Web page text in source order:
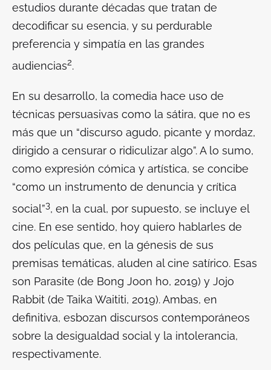
estudios durante décadas que tratan de
decodificar su esencia, y su perdurable
preferencia y simpatía en las grandes
audiencias2.
En su desarrollo, la comedia hace uso de
técnicas persuasivas como la sátira, que no es
más que un “discurso agudo, picante y mordaz,
dirigido a censurar o ridiculizar algo”. A lo sumo,
como expresión cómica y artística, se concibe
“como un instrumento de denuncia y crítica
social”3, en la cual, por supuesto, se incluye el
cine. En ese sentido, hoy quiero hablarles de
dos películas que, en la génesis de sus
premisas temáticas, aluden al cine satírico. Esas
son Parasite (de Bong Joon ho, 2019) y Jojo
Rabbit (de Taika Waititi, 2019). Ambas, en
definitiva, esbozan discursos contemporáneos
sobre la desigualdad social y la intolerancia,
respectivamente.